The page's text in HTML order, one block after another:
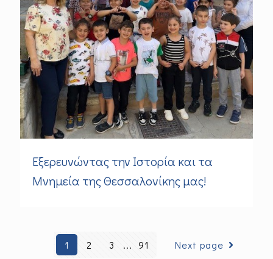
Εξερευνώντας την Ιστορία και τα
Μνημεία της Θεσσαλονίκης μας!
1 2 3 ... 91 Next page